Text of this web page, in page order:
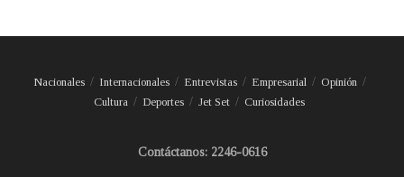
Nacionales Internacionales Entrevistas Empresarial
Opinión
Cultura
Deportes Jet Set Curiosidades
Contáctanos: 2246-0616